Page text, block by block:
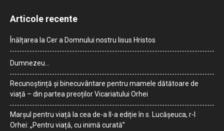
Articole recente
Înălțarea la Cer a Domnului nostru Iisus Hristos
Dumnezeu…
Recunoștință și binecuvântare pentru mamele dătătoare de
viață – din partea preoților Vicariatului Orhei
Marșul pentru viață la cea de-a II-a ediție în s. Lucășeuca, r-l
Orhei: „Pentru viață, cu inimă curată”